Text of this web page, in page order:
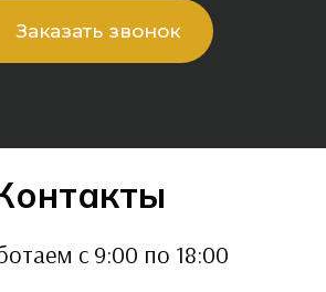
Заказать звонок
с 9:00 по 18:00